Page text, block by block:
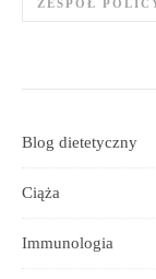
ZESPÓŁ
Blog dietetyczny
Ciąża
Immunologia